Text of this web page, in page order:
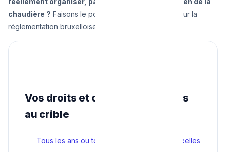
chaudière ? Faisons le point de manière définitive sur la
réglementation bruxelloise en 2026.
Vos droits et obligations passés
au crible
Tous les ans ou tous les 2 ans ? La loi à Bruxelles